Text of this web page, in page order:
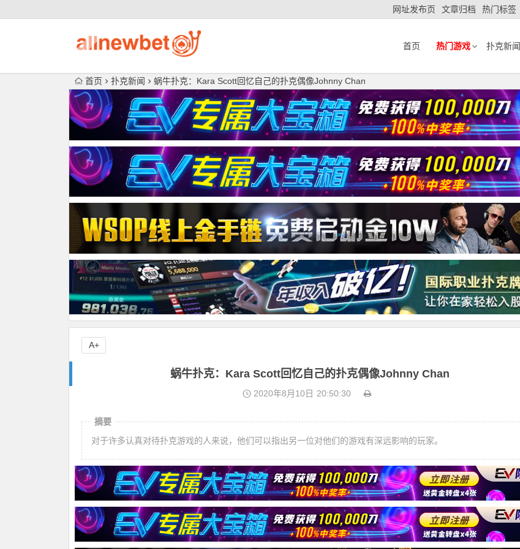
网址发布页 文章归档 热门标签
首页 热门游戏 扑克新闻
首页 扑克新闻 蜗牛扑克：Kara Scott回忆自己的扑克偶像Johnny Chan
蜗牛扑克：Kara Scott回忆自己的扑克偶像Johnny Chan
2020年8月10日 20:50:30
摘要
对于许多认真对待扑克游戏的人来说，他们可以指出另一位对他们的游戏有深远影响的玩家。
A+